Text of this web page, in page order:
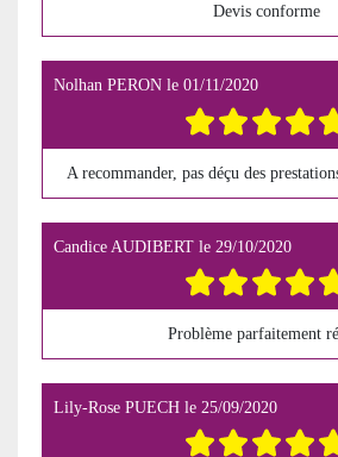
Devis conforme
Nolhan PERON le 01/11/2020
A recommander, pas déçu des
Candice AUDIBERT le 29/10/2020
Problème parfaitement
Lily-Rose PUECH le 25/09/2020